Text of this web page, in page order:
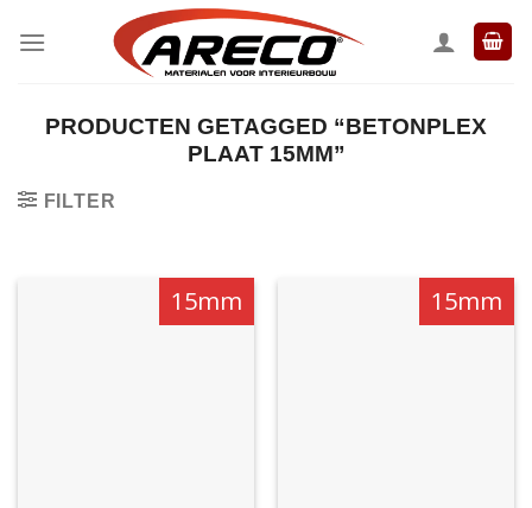
naar
PRODUCTEN GETAGGED “BETONPLEX
PLAAT 15MM”
FILTER
15mm 15mm